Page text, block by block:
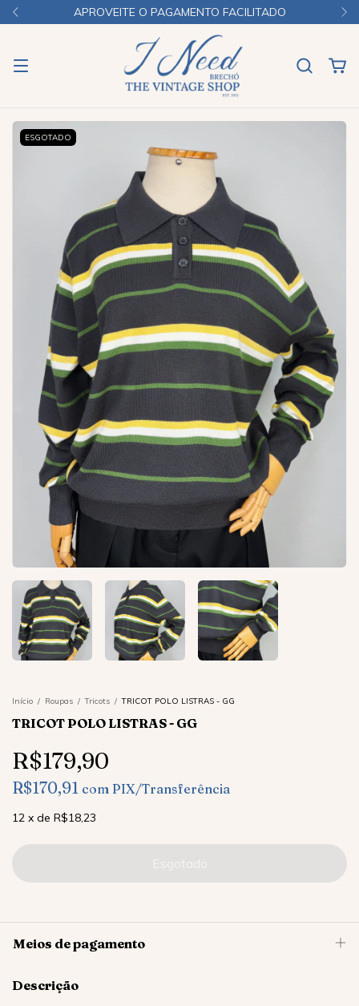
APROVEITE O PAGAMENTO FACILITADO
ESGOTADO
Início / Roupas / Tricots / TRICOT POLO LISTRAS - GG
TRICOT POLO LISTRAS - GG
R$179,90
R$170,91 com PIX/Transferência
12 x de R$18,23
Meios de pagamento
Descrição